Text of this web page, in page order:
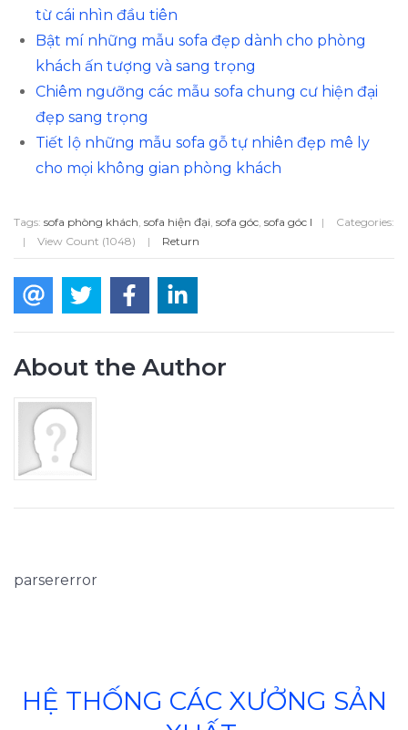
từ cái nhìn đầu tiên
Bật mí những mẫu sofa đẹp dành cho phòng
khách ấn tượng và sang trọng
Chiêm ngưỡng các mẫu sofa chung cư hiện đại
đẹp sang trọng
Tiết lộ những mẫu sofa gỗ tự nhiên đẹp mê ly
cho mọi không gian phòng khách
Tags: sofa phòng khách, sofa hiện đại, sofa góc, sofa góc l |
Categories:
|
View Count (1048) | Return
About the Author
parsererror
HỆ THỐNG CÁC XƯỞNG SẢN